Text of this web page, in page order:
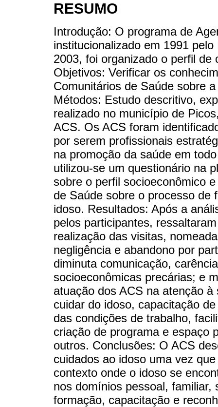
RESUMO
Introdução: O programa de
institucionalizado em 1991
2003, foi organizado o perfil
Objetivos: Verificar os
Comunitários de Saúde sobre
Métodos: Estudo descritivo,
realizado no município de
ACS. Os ACS foram
por serem profissionais
na promoção da saúde em
utilizou-se um questionário na
sobre o perfil socioeconômico
de Saúde sobre o processo de
idoso. Resultados: Após a
pelos participantes,
realização das visitas,
negligência e abandono por
diminuta comunicação,
socioeconômicas precárias; e
atuação dos ACS na atenção
cuidar do idoso, capacitação
das condições de trabalho,
criação de programa e espaço
outros. Conclusões: O ACS
cuidados ao idoso uma vez
contexto onde o idoso se
nos domínios pessoal, familiar,
formação, capacitação e